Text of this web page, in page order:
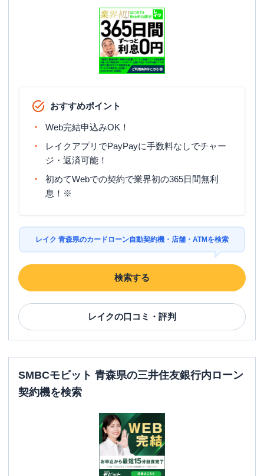
おすすめポイント
Web完結申込みOK！
レイクアプリでPayPayに手数料なしでチャー
ジ・返済可能！
初めてWebでの契約で業界初の365日間無利
息！※
レイク 青森県のカードローン自動契約機・店舗・ATMを検索
検索する
レイクの口コミ・評判
SMBCモビット 青森県の三井住友銀行内ローン
契約機を検索